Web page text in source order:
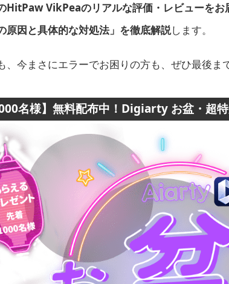
HitPaw VikPeaのリアルな評価・レビューを
原因と具体的な対処法」を徹底解説します。
、今まさにエラーでお困りの方も、ぜひ最後ま
名様】無料配布中！Digiarty お盆・超